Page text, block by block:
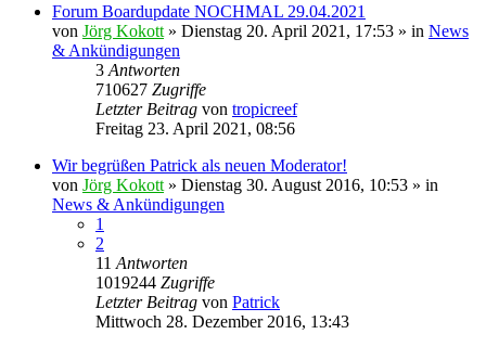
Forum Boardupdate NOCHMAL 29.04.2021
von Jörg Kokott » Dienstag 20. April 2021, 17:53 » in News
& Ankündigungen
3 Antworten
710627 Zugriffe
Letzter Beitrag von tropicreef
Freitag 23. April 2021, 08:56
Wir begrüßen Patrick als neuen Moderator!
von Jörg Kokott » Dienstag 30. August 2016, 10:53 » in
News & Ankündigungen
1
2
11 Antworten
1019244 Zugriffe
Letzter Beitrag von Patrick
Mittwoch 28. Dezember 2016, 13:43